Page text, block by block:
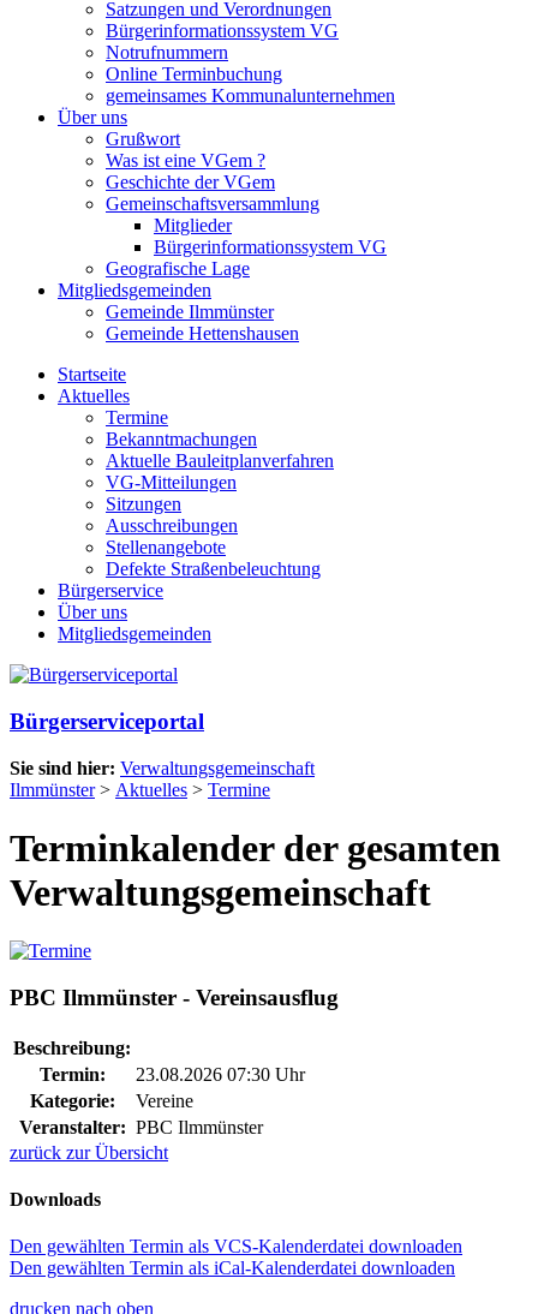
Satzungen und Verordnungen
Bürgerinformationssystem VG
Notrufnummern
Online Terminbuchung
gemeinsames Kommunalunternehmen
Über uns
Grußwort
Was ist eine VGem ?
Geschichte der VGem
Gemeinschaftsversammlung
Mitglieder
Bürgerinformationssystem VG
Geografische Lage
Mitgliedsgemeinden
Gemeinde Ilmmünster
Gemeinde Hettenshausen
Startseite
Aktuelles
Termine
Bekanntmachungen
Aktuelle Bauleitplanverfahren
VG-Mitteilungen
Sitzungen
Ausschreibungen
Stellenangebote
Defekte Straßenbeleuchtung
Bürgerservice
Über uns
Mitgliedsgemeinden
Bürgerserviceportal
Sie sind hier: Verwaltungsgemeinschaft
Ilmmünster> Aktuelles > Termine
Terminkalender der gesamten
Verwaltungsgemeinschaft
PBC Ilmmünster - Vereinsausflug
Beschreibung:
Termin:
23.08.2026 07:30 Uhr
Kategorie:
Vereine
Veranstalter: PBC Ilmmünster
zurück zur Übersicht
Downloads
Den gewählten Termin als VCS-Kalenderdatei downloaden
Den gewählten Termin als iCal-Kalenderdatei downloaden
drucken nach oben